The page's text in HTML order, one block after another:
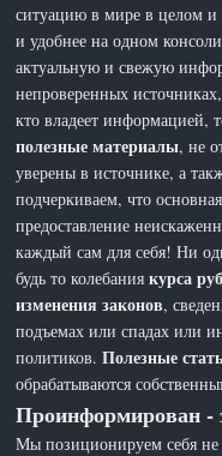
ситуацию в мире в целом и
и удобнее на одном
актуальную и свежую
непроверенных
кто владеет информацией,
полезные материалы, не
уверены в источнике, а
подчеркиваем, что
предоставление
каждый сам для себя! Ни
будь то колебаниякурса
изменения законов,
подъемах или спадах или
политиков.Полезные
обрабатываются
Проинформирован -
Мы позиционируем себя не